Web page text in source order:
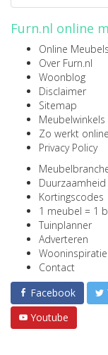
Furn.nl online
Online Meubels
Over Furn.nl
Woonblog
Disclaimer
Sitemap
Meubelwinkels
Zo werkt
Privacy Policy
Duurzaamheid
Kortingscodes
1 meubel = 1
Tuinplanner
Adverteren
Wooninspiratie
Contact
Facebook
Youtube